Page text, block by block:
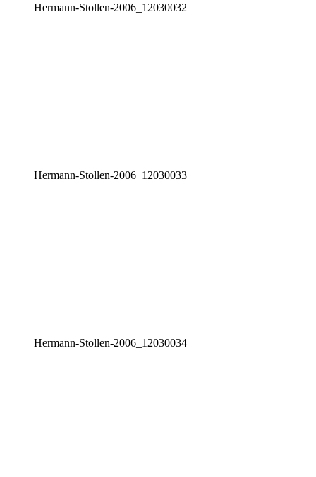
Her­mann-Stol­len-2006_12030032
Her­mann-Stol­len-2006_12030033
Her­mann-Stol­len-2006_12030034